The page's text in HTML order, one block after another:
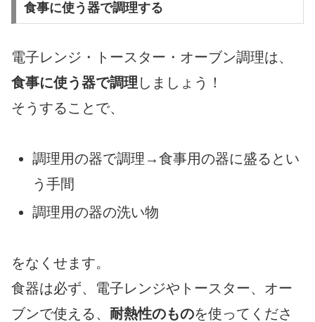
食事に使う器で調理する
電子レンジ・トースター・オーブン調理は、
食事に使う器で調理 しましょう！
そうすることで、
調理用の器で調理→食事用の器に盛るとい
う手間
調理用の器の洗い物
をなくせます。
食器は必ず、電子レンジやトースター、オー
ブンで使える、 耐熱性のものを使ってくださ